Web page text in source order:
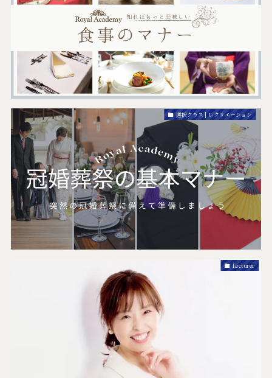
選択クラス | レクリエーション
Lecturer